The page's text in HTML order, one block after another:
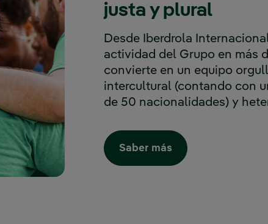
justa y plural
Desde Iberdrola
actividad del Grupo en más
convierte en un equipo
intercultural (contando con
de 50 nacionalidades) y
Saber más